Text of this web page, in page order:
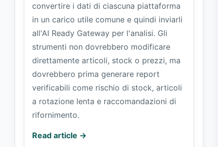
convertire i dati di ciascuna piattaforma
in un carico utile comune e quindi inviarli
all'AI Ready Gateway per l'analisi. Gli
strumenti non dovrebbero modificare
direttamente articoli, stock o prezzi, ma
dovrebbero prima generare report
verificabili come rischio di stock, articoli
a rotazione lenta e raccomandazioni di
rifornimento.
Read article →